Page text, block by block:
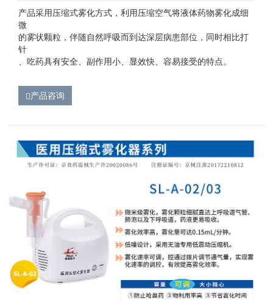
产品采用压缩式雾化方式，利用压缩空气将液体药物雾化成细
微
的雾状颗粒，伴随自然呼吸而到达深层病患部位，同时相比打
针
、吃药具有安全、副作用小、显效快、容易接受的特点。
产品咨询